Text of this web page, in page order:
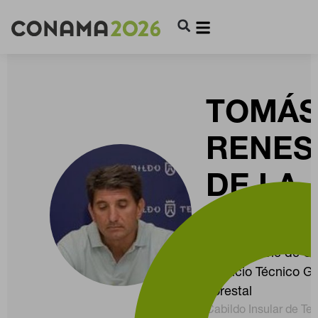
DE LA
Responsable de
Servicio Técnico
Forestal
Cabildo Insular de
CONFIGURACIÓN DE COOKIES
RECHAZAR TODO